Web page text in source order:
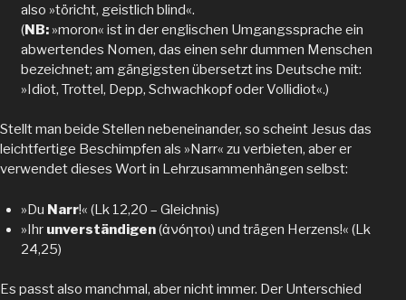
also »töricht, geistlich blind«.
(NB: »moron« ist in der englischen Umgangssprache ein
abwertendes Nomen, das einen sehr dummen Menschen
bezeichnet; am gängigsten übersetzt ins Deutsche mit:
»Idiot, Trottel, Depp, Schwachkopf oder Vollidiot«.)
Stellt man beide Stellen nebeneinander, so scheint Jesus das
leichtfertige Beschimpfen als »Narr« zu verbieten, aber er
verwendet dieses Wort in Lehrzusammenhängen selbst:
»Du Narr!« (Lk 12,20 – Gleichnis)
»Ihr unverständigen(ἀνόητοι) und trägen Herzens!« (Lk
24,25)
Es passt also manchmal, aber nicht immer. Der Unterschied